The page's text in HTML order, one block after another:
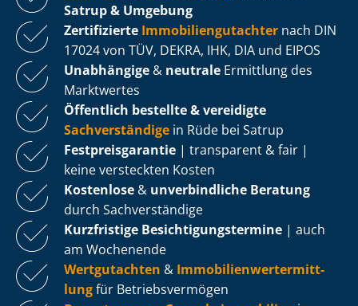
Satrup & Umgebung
Zertifizierte Im­mo­bi­li­en­gut­ach­ter nach DIN
17024 von TÜV, DEKRA, IHK, DIA und EIPOS
Unabhängige & neutrale Ermittlung des
Marktwertes
Öffentlich bestellte & vereidigte
Sachverständige in Rüde bei Satrup
Fest­preis­ga­ran­tie | transparent & fair |
keine versteckten Kosten
Kostenlose & unverbindliche Beratung
durch Sachverständige
Kurzfristige Be­sich­ti­gungs­ter­mi­ne | auch
am Wochenende
Wertgutachten & Im­mo­bi­li­en­wert­ermitt­
lungfür Be­triebs­ver­mö­gen